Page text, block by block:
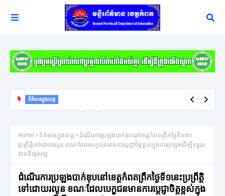
អំណោយពីកាកបាទក្រហមកម្ពុជា
Home ព័ត៌មានក្នុងខេត្ត
ដំណើរការប្រឡងបាក់ឌុបនៅខេត្តកំពតព្រឹកថ្ងៃទី១នេះ
ប្រព្រឹត្តិទៅដោយរលូន ខណៈដែលបេក្ខជនមានការប្តេជ្ញាចិត្តខ្ពស់ក្នុងការប្រឡងដើម្បីទទួល
បាននិទ្ទេសល្អ
ដំណើរការប្រឡងបាក់ឌុបនៅខេត្តកំពតព្រឹកថ្ងៃទី១នេះប្រព្រឹត្តិ
ទៅដោយរលូន ខណៈដែលបេក្ខជនមានការប្តេជ្ញាចិត្តខ្ពស់ក្នុង